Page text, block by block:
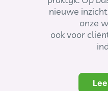
nieuwe
onze
ook voor